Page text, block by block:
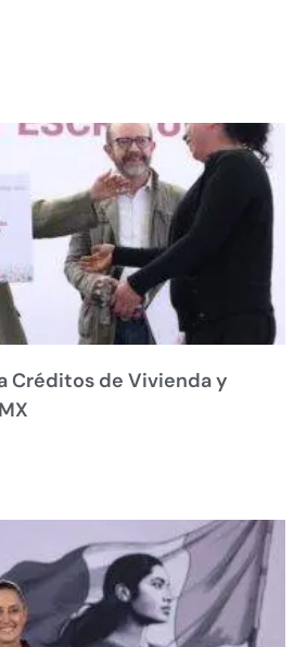
Créditos de Vivienda y